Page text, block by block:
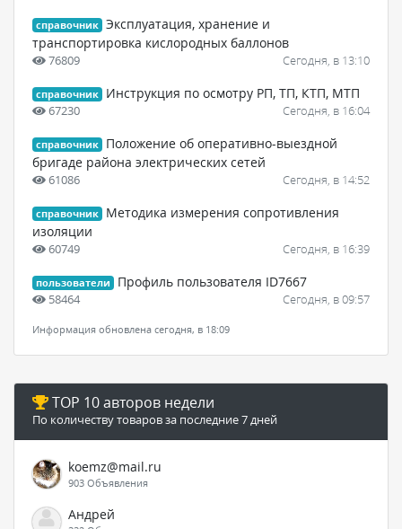
справочник Эксплуатация, хранение и
транспортировка кислородных баллонов
76809 Сегодня, в 13:10
справочник Инструкция по осмотру РП, ТП, КТП, МТП
67230 Сегодня, в 16:04
справочник
Положение об оперативно-выездной
бригаде района электрических сетей
61086 Сегодня, в 14:52
справочник
Методика измерения сопротивления
изоляции
60749 Сегодня, в 16:39
пользователи Профиль пользователя ID7667
58464 Сегодня, в 09:57
Информация обновлена сегодня, в 18:09
TOP 10 авторов недели
По количеству товаров за последние 7 дней
koemz@mail.ru
903 Объявления
Андрей